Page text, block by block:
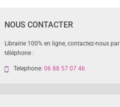
NOUS CONTACTER
Librairie 100% en ligne, contactez-nous par
téléphone :
Telephone: 06 88 57 07 46